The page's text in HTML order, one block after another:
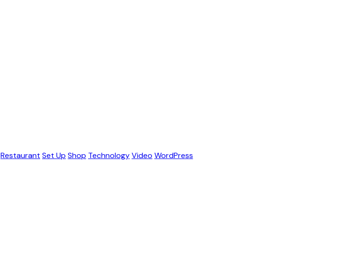
Restaurant Set Up Shop TechnologyVideo WordPress